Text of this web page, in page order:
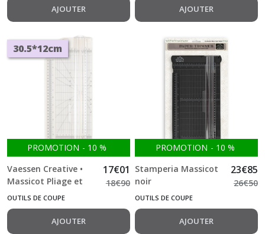
AJOUTER AJOUTER
30.5*12cm
PROMOTION - 10 %
Vaessen Creative •
Massicot Pliage et
Coupe 30,5x12cm
17€01
18€90
OUTILS DE COUPE
AJOUTER
PROMOTION - 10 %
Stamperia Massicot
noir
23€85
26€50
OUTILS DE COUPE
AJOUTER